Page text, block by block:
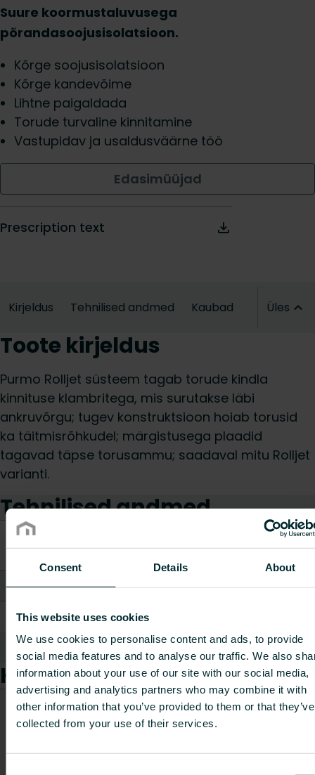
Consent Details About
This website uses cookies
We use cookies to personalise content and ads, to provide
social media features and to analyse our traffic. We also
information about your use of our site with our social media,
advertising and analytics partners who may combine it with
other information that you’ve provided to them or that they’ve
collected from your use of their services.
Suure koormustaluvusega
põrandasoojusisolatsioon.
Kõrge soojusisolatsioon
Kõrge kandevõime
Lihtne paigaldada
Torude turvaline kinnitamine
Vastupidav ja usaldusväärne töö
Edasimüüjad
Prescription text
Kirjeldus Tehnilised andmed Kaubad Üles
Toote kirjeldus
Purmo Rolljet süsteem tagab torude kindla
kinnituse klambritega, mis surutakse läbi
ankruvõrgu; tugev konstruktsioon hoiab torusid
ka täitmisrõhkudel; märgistusega plaadid
tagavad täpse torusammu; saadaval mitu Rolljet
varianti.
Tehnilised andmed
ETIM Class
Põrandakütteplaat
Pikkus [mm]
1000
Kaal [kg]
Näita kõike
Kaubad
Kauba
Pikkus
CO2/Kg
kohta